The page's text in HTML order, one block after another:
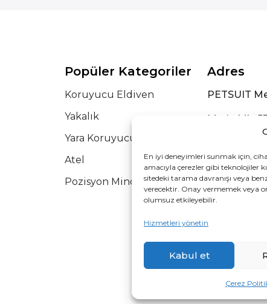
En iyi deneyimleri sunmak için,
amacıyla çerezler gibi teknolojiler
sitedeki tarama davranışı veya
verecektir. Onay vermemek veya
olumsuz etkileyebilir.
Hizmetleri yönetin
Kabul et
Çerez
Popüler Kategoriler
Koruyucu Eldiven
Yakalık
Yara Koruyucu Korse
Atel
Pozisyon Minderi
Adres
PETSUIT
Meriç Mh.
No:2
Sosyal